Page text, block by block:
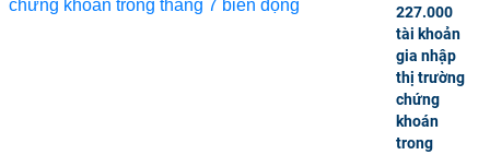
227.000
tài khoản
gia nhập
thị trường
chứng
khoán
trong